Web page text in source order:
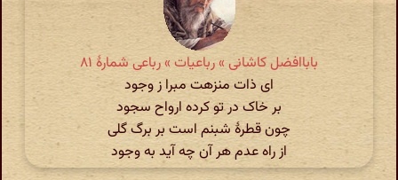
باباافضل کاشانی » رباعیات » رباعی شمارهٔ ۸۱
ای ذات منزهت مبرا ز وجود
بر خاک در تو کرده ارواح سجود
چون قطرهٔ شبنم است بر برگ گلی
از راه عدم هر آن چه آید به وجود